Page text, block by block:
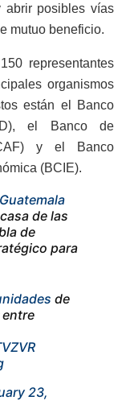
abrir posibles vías
mutuo beneficio.
representantes
organismos
están el Banco
el Banco de
y el Banco
(BCIE).
de las
de
para
de
23,